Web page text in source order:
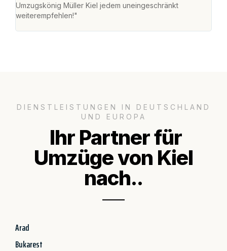
Umzugskönig Müller Kiel jedem uneingeschränkt
weiterempfehlen!"
DIENSTLEISTUNGEN IN DEUTSCHLAND
UND EUROPA
Ihr Partner für
Umzüge von Kiel
nach..
Arad
Bukarest